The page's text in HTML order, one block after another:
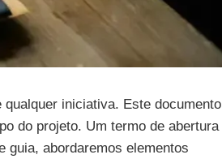
iniciativa. Este documento
do projeto. Um termo de abertura
guia, abordaremos elementos